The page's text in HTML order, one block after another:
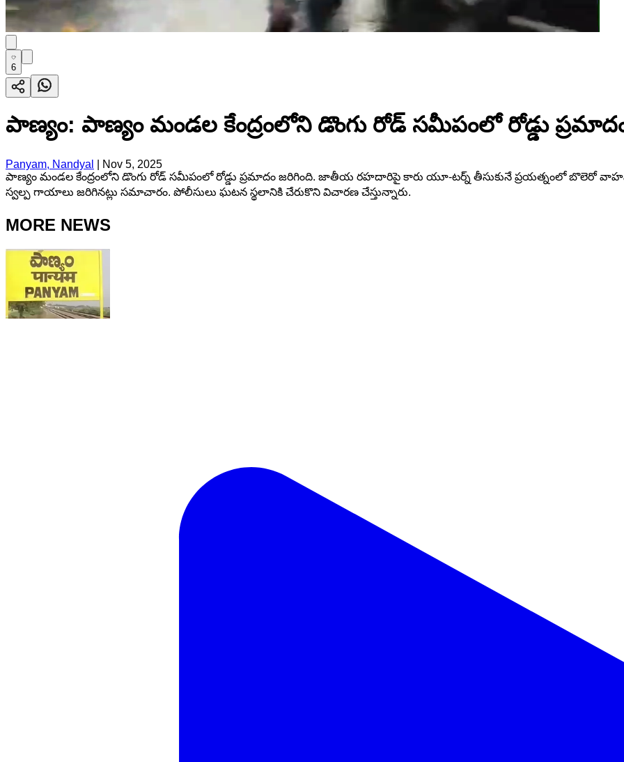
6
పాణ్యం: పాణ్యం మండల కేంద్రంలోని డొంగు రోడ్ సమీపంలో రోడ్డు
Panyam, Nandyal
Nov 5, 2025
పాణ్యం మండల కేంద్రంలోని డొంగు రోడ్ సమీపంలో రోడ్డు ప్రమాదం జరిగింది. జాతీయ రహదారిపై కారు యూ-టర్న్ తీసుకునే ప్రయత్నంలో బొలెరో
స్వల్ప గాయాలు జరిగినట్లు సమాచారం. పోలీసులు ఘటన స్థలానికి చేరుకొని విచారణ చేస్తున్నారు.
MORE NEWS